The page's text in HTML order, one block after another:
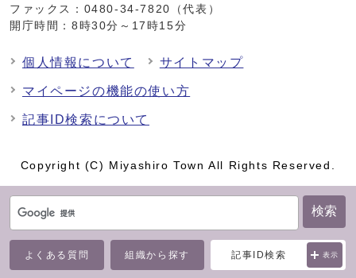
検索
よくある質問 組織から探す 記事ID検索 表示
ファックス：0480-34-7820（代表）
開庁時間：8時30分～17時15分
個人情報について サイトマップ
マイページの機能の使い方
記事ID検索について
Copyright (C) Miyashiro Town All Rights Reserved.